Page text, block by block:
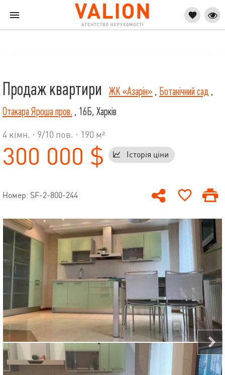
Продаж квартири ЖК «Азарін» , Ботанічний сад ,
Отакара Яроша пров. , 16Б, Харків
4 кімн. · 9/10 пов. · 190 м²
300 000 $ Історія ціни
Номер: SF-2-800-244